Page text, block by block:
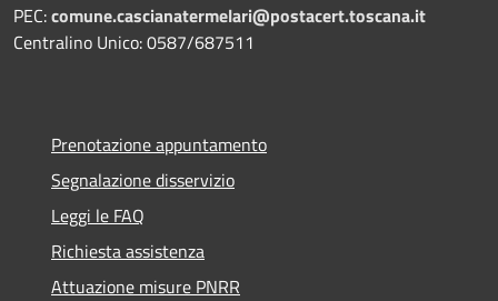
PEC:comune.cascianatermelari@postacert.toscana.it
Centralino Unico: 0587/687511
Prenotazione appuntamento
Segnalazione disservizio
Leggi le FAQ
Richiesta assistenza
Attuazione misure PNRR